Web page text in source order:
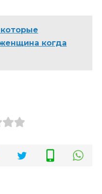
когда